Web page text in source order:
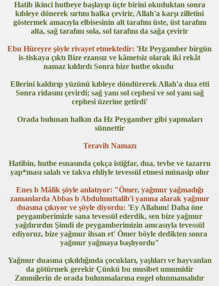
Hatib ikinci hutbeye başlayıp üçte birini okuduktan sonra
kıbleye dönerek sırtını halka çevirir, Allah'a karşı zilletini
göstermek amacıyla elbisesinin alt tarafını üste, üst tarafını
alta, sağ tarafını sola, sol tarafını da sağa çevirir
Ebu Hüreyre şöyle rivayet etmektedir: 'Hz Peygamber birgün
is-tiskaya çıktı Bize ezansız ve kâmetsiz olarak iki rekât
namaz kıldırdı Sonra bize hutbe okudu
Ellerini kaldırıp yüzünü kıbleye döndürerek Allah'a dua etti
Sonra ridasını çevirdi; sağ yanı sol cephesi ve sol yanı sağ
cephesi üzerine getirdi'
Orada bulunan halkın da Hz Peygamber gibi yapmaları
sünnettir
Teravih Namazı
Hatibin, hutbe esnasında çokça istiğfar, dua, tevbe ve tazarru
yap*ması salah ve takva ehliyle tevessül etmesi münasip olur
Enes b Mâlik şöyle anlatıyor: "Ömer, yağmur yağmadığı
zamanlarda Abbas b Abdulmuttalib'i yanına alarak yağmur
duasına çıkıyor ve şöyle diyordu: 'Ey Allahım! Daha öne
peygamberimizle sana tevessül ederdik, sen bize yağmur
yağdırırdın Şimdi de peygamberimizin amcasıyla tevessül
ediyoruz, bize yağmur ihsan et' Ömer böyle dedikten sonra
yağmur yağmaya başlıyordu"
Yağmur duasına çıkıldığında çocukları, yaşlıları ve hayvanlan
da götürmek gerekir Çünkü bu musibet umumidir
Zımmîlerin de orada bulunmalarına engel olunmamalıdır
Öztürk Yakaladı
Öldü
Ortadan Kalkmış
birden “olmak” mümkün
Yazılı Tişörtle Çıktı